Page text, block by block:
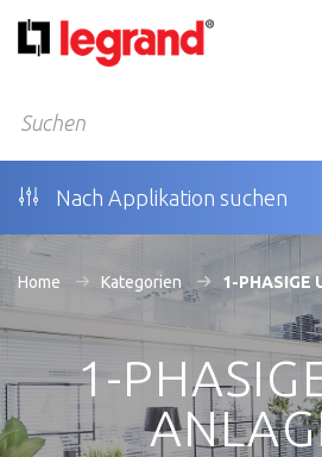
Nach Applikation suchen
Home Kategorien 1-PHASIGE
1-